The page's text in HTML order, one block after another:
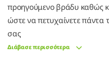
προηγούμενο βράδυ καθώς
ώστε να πετυχαίνετε πάντα
σας
Διάβασε περισσότερα